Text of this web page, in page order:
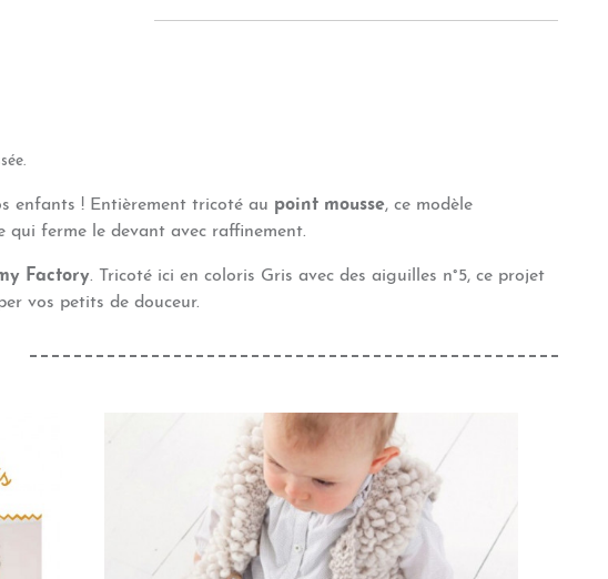
ée.
enfants ! Entièrement tricoté au point mousse, ce modèle
qui ferme le devant avec raffinement.
Factory. Tricoté ici en coloris Gris avec des aiguilles n°5, ce projet
vos petits de douceur.